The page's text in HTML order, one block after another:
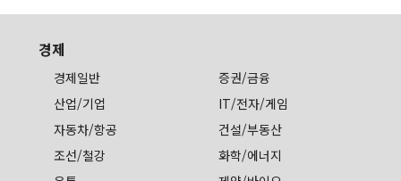
경제
경제일반
증권/금융
산업/기업
IT/전자/게임
자동차/항공
건설/부동산
조선/철강
화학/에너지